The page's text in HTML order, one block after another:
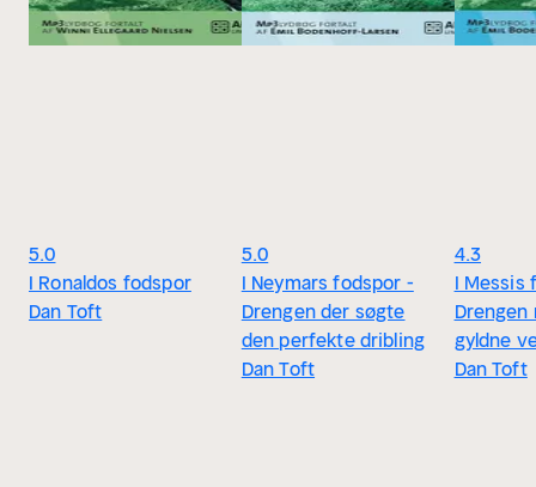
5.0
I Ronaldos fodspor
Dan Toft
5.0
I Neymars fodspor -
Drengen der søgte
den perfekte dribling
Dan Toft
4.3
I Messis
gyldne
Dan Toft